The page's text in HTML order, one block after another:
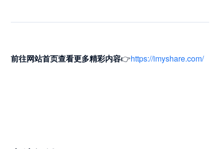
前往网站首页查看更多精彩内容👉https://imyshare.com/